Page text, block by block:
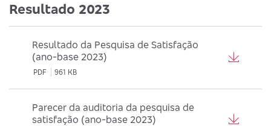
Resultado 2023
Resultado da Pesquisa de Satisfação
(ano-base 2023)
PDF 961 KB
Parecer da auditoria da pesquisa de
satisfação (ano-base 2023)